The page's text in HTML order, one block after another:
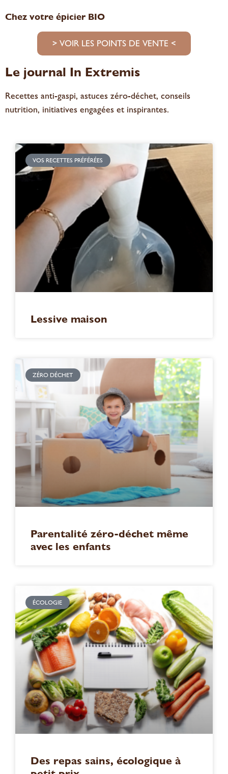
Chez votre épicier BIO
> VOIR LES POINTS DE VENTE <
Le journal In Extremis
Recettes anti-gaspi, astuces zéro-déchet, conseils
nutrition, initiatives engagées et inspirantes.
VOS RECETTES PRÉFÉRÉES
Lessive maison
ZÉRO DÉCHET
Parentalité zéro-déchet même
avec les enfants
ÉCOLOGIE
Des repas sains, écologique à